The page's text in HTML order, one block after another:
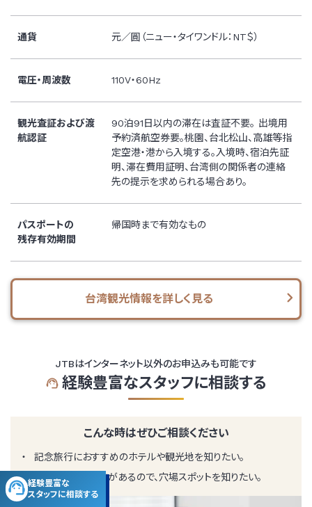
通貨 元／圓（ニュー・タイワンドル：NT＄）
電圧・周波数 110V・60Hz
観光査証および渡
航認証
90泊91日以内の滞在は査証不要。 出境用
予約済航空券要。桃園、台北松山、高雄等指
定空港・港から入境する。入境時、宿泊先証
明、滞在費用証明、台湾側の関係者の連絡
先の提示を求められる場合あり。
パスポートの
残存有効期間
帰国時まで有効なもの
台湾観光情報を詳しく見る
経験豊富なスタッフに相談する
JTBはインターネット以外のお申込みも可能です
こんな時はぜひご相談ください
記念旅行におすすめのホテルや観光地を知りたい。
何度も訪れたことがあるので、穴場スポットを知りたい。
経験豊富な
スタッフに相談する